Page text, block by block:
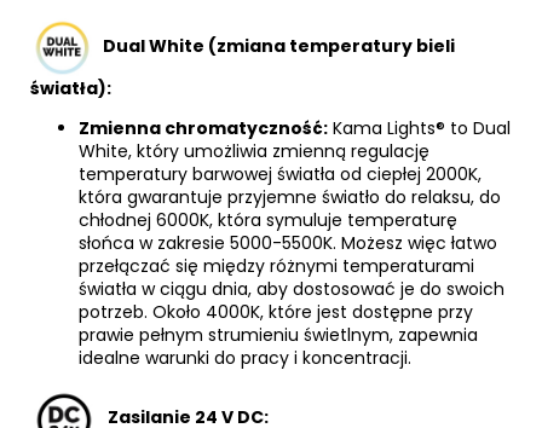
Dual White (zmiana temperatury bieli
światła):
Zmienna chromatyczność: Kama Lights® to Dual
White, który umożliwia zmienną regulację
temperatury barwowej światła od ciepłej 2000K,
która gwarantuje przyjemne światło do relaksu, do
chłodnej 6000K, która symuluje temperaturę
słońca w zakresie 5000-5500K. Możesz więc łatwo
przełączać się między różnymi temperaturami
światła w ciągu dnia, aby dostosować je do swoich
potrzeb. Około 4000K, które jest dostępne przy
prawie pełnym strumieniu świetlnym, zapewnia
idealne warunki do pracy i koncentracji.
Zasilanie 24 V DC: